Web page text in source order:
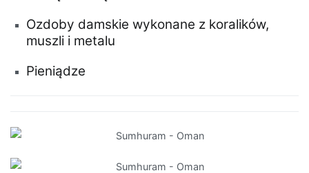
Ozdoby damskie wykonane z koralików,
muszli i metalu
Pieniądze